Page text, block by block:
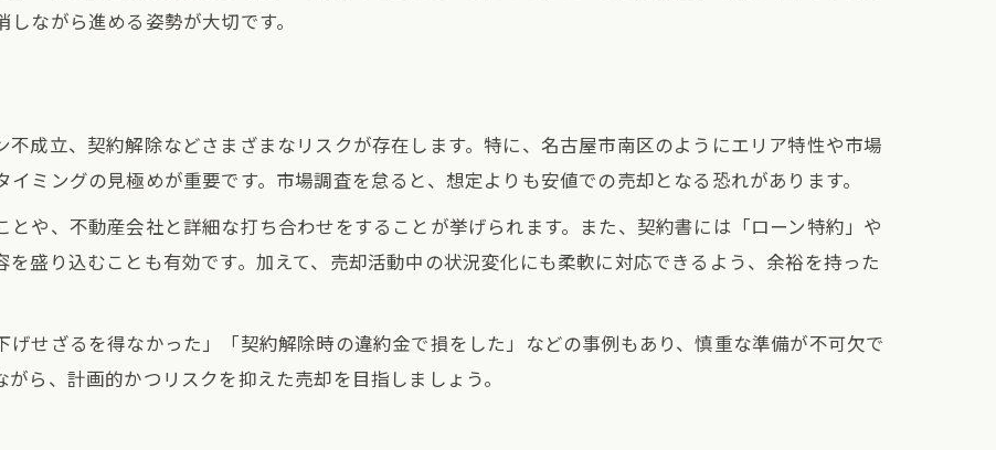
ながら進める姿勢が大切です。
成立、契約解除などさまざまなリスクが存在します。特に、名古屋市南区のようにエリア特性や市場
ミングの見極めが重要です。市場調査を怠ると、想定よりも安値での売却となる恐れがあります。
や、不動産会社と詳細な打ち合わせをすることが挙げられます。また、契約書には「ローン特約」や
を盛り込むことも有効です。加えて、売却活動中の状況変化にも柔軟に対応できるよう、余裕を持った
げせざるを得なかった」「契約解除時の違約金で損をした」などの事例もあり、慎重な準備が不可欠で
ら、計画的かつリスクを抑えた売却を目指しましょう。